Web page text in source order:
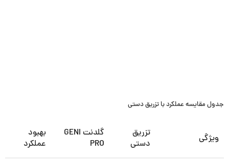
جدول مقایسه عملکرد با تزریق دستی
ویژگی
تزریق
دستی
گلدنت GENI
PRO
بهبود
عملکرد